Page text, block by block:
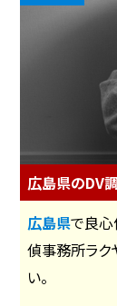
広島県のDV
広島県で良
偵事務所ラク
い。